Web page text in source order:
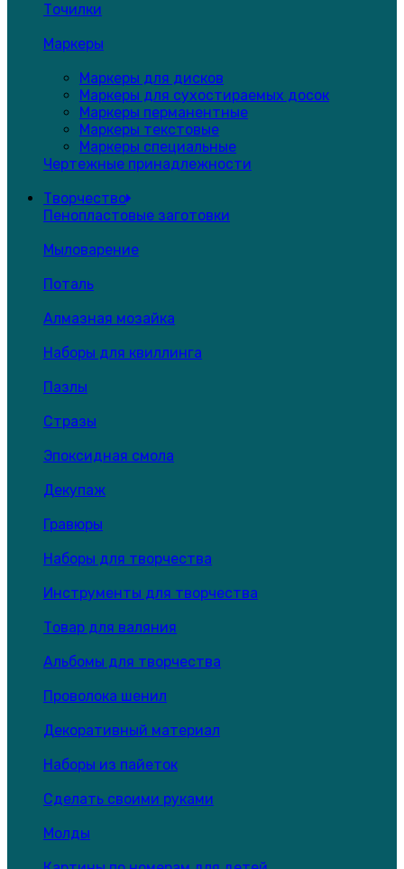
Точилки
Маркеры
Маркеры для дисков
Маркеры для сухостираемых досок
Маркеры перманентные
Маркеры текстовые
Маркеры специальные
Чертежные принадлежности
Творчество
Пенопластовые заготовки
Мыловарение
Поталь
Алмазная мозайка
Наборы для квиллинга
Пазлы
Стразы
Эпоксидная смола
Декупаж
Гравюры
Наборы для творчества
Инструменты для творчества
Товар для валяния
Альбомы для творчества
Проволока шенил
Декоративный материал
Наборы из пайеток
Сделать своими руками
Молды